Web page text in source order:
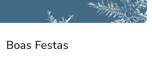
Boas Festas